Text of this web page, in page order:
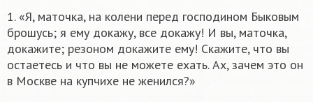
1. «Я, маточка, на колени перед господином Быковым
брошусь; я ему докажу, все докажу! И вы, маточка,
докажите; резоном докажите ему! Скажите, что вы
остаетесь и что вы не можете ехать. Ах, зачем это он
в Москве на купчихе не женился?»